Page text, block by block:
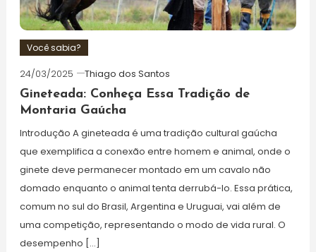
Você sabia?
24/03/2025
Thiago dos Santos
Gineteada: Conheça Essa Tradição de
Montaria Gaúcha
Introdução A gineteada é uma tradição cultural gaúcha
que exemplifica a conexão entre homem e animal, onde o
ginete deve permanecer montado em um cavalo não
domado enquanto o animal tenta derrubá-lo. Essa prática,
comum no sul do Brasil, Argentina e Uruguai, vai além de
uma competição, representando o modo de vida rural. O
desempenho […]